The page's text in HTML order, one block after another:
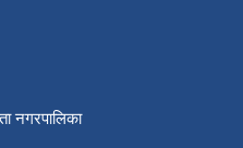
नगरपालिका